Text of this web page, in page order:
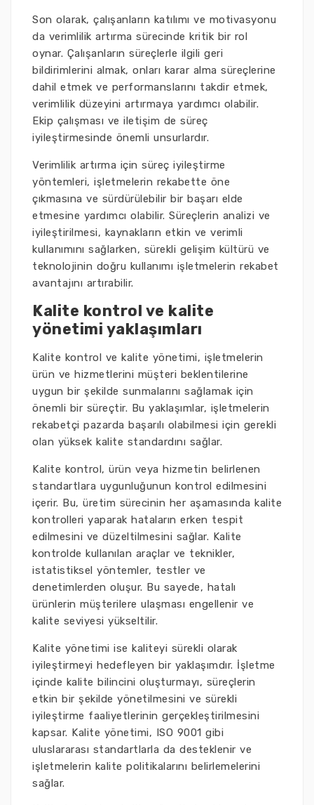
Son olarak, çalışanların katılımı ve motivasyonu
da verimlilik artırma sürecinde kritik bir rol
oynar. Çalışanların süreçlerle ilgili geri
bildirimlerini almak, onları karar alma süreçlerine
dahil etmek ve performanslarını takdir etmek,
verimlilik düzeyini artırmaya yardımcı olabilir.
Ekip çalışması ve iletişim de süreç
iyileştirmesinde önemli unsurlardır.
Verimlilik artırma için süreç iyileştirme
yöntemleri, işletmelerin rekabette öne
çıkmasına ve sürdürülebilir bir başarı elde
etmesine yardımcı olabilir. Süreçlerin analizi ve
iyileştirilmesi, kaynakların etkin ve verimli
kullanımını sağlarken, sürekli gelişim kültürü ve
teknolojinin doğru kullanımı işletmelerin rekabet
avantajını artırabilir.
Kalite kontrol ve kalite
yönetimi yaklaşımları
Kalite kontrol ve kalite yönetimi, işletmelerin
ürün ve hizmetlerini müşteri beklentilerine
uygun bir şekilde sunmalarını sağlamak için
önemli bir süreçtir. Bu yaklaşımlar, işletmelerin
rekabetçi pazarda başarılı olabilmesi için gerekli
olan yüksek kalite standardını sağlar.
Kalite kontrol, ürün veya hizmetin belirlenen
standartlara uygunluğunun kontrol edilmesini
içerir. Bu, üretim sürecinin her aşamasında kalite
kontrolleri yaparak hataların erken tespit
edilmesini ve düzeltilmesini sağlar. Kalite
kontrolde kullanılan araçlar ve teknikler,
istatistiksel yöntemler, testler ve
denetimlerden oluşur. Bu sayede, hatalı
ürünlerin müşterilere ulaşması engellenir ve
kalite seviyesi yükseltilir.
Kalite yönetimi ise kaliteyi sürekli olarak
iyileştirmeyi hedefleyen bir yaklaşımdır. İşletme
içinde kalite bilincini oluşturmayı, süreçlerin
etkin bir şekilde yönetilmesini ve sürekli
iyileştirme faaliyetlerinin gerçekleştirilmesini
kapsar. Kalite yönetimi, ISO 9001 gibi
uluslararası standartlarla da desteklenir ve
işletmelerin kalite politikalarını belirlemelerini
sağlar.